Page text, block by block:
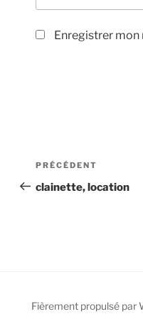
Enregistrer mon
Navigation
de
Article
précédent
PRÉCÉDENT
clainette, location
Fièrement propulsé par